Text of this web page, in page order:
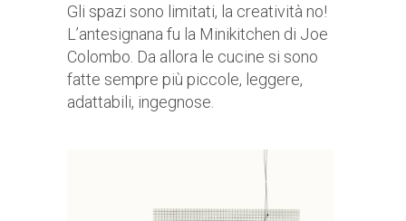
Gli spazi sono limitati, la creatività no!
L’antesignana fu la Minikitchen di Joe
Colombo. Da allora le cucine si sono
fatte sempre più piccole, leggere,
adattabili, ingegnose.